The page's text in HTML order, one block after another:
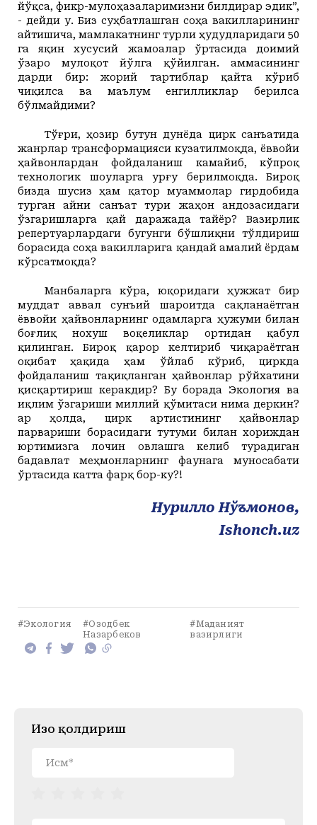
йўқса, фикр-мулоҳазаларимизни билдирар эдик”,
- дейди у. Биз суҳбатлашган соҳа вакилларининг
айтишича, мамлакатнинг турли ҳудудларидаги 50
га яқин хусусий жамоалар ўртасида доимий
ўзаро мулоқот йўлга қўйилган. Ҳаммасининг
дарди бир: жорий тартиблар қайта кўриб
чиқилса ва маълум енгилликлар берилса
бўлмайдими?
Тўғри, ҳозир бутун дунёда цирк санъатида
жанрлар трансформацияси кузатилмоқда, ёввойи
ҳайвонлардан фойдаланиш камайиб, кўпроқ
технологик шоуларга урғу берилмоқда. Бироқ
бизда шусиз ҳам қатор муаммолар гирдобида
турган айни санъат тури жаҳон андозасидаги
ўзгаришларга қай даражада тайёр? Вазирлик
репертуарлардаги бугунги бўшлиқни тўлдириш
борасида соҳа вакилларига қандай амалий ёрдам
кўрсатмоқда?
Манбаларга кўра, юқоридаги ҳужжат бир
муддат аввал сунъий шароитда сақланаётган
ёввойи ҳайвонларнинг одамларга ҳужуми билан
боғлиқ нохуш воқеликлар ортидан қабул
қилинган. Бироқ қарор келтириб чиқараётган
оқибат ҳақида ҳам ўйлаб кўриб, циркда
фойдаланиш тақиқланган ҳайвонлар рўйхатини
қисқартириш керакдир? Бу борада Экология ва
иқлим ўзгариши миллий қўмитаси нима деркин?
Ҳар ҳолда, цирк артистининг ҳайвонлар
парвариши борасидаги тутуми билан хориждан
юртимизга лочин овлашга келиб турадиган
бадавлат меҳмонларнинг фаунага муносабати
ўртасида катта фарқ бор-ку?!
Нурилло Нўъмонов,
Ishonch.uz
#Экология
#Озодбек
Назарбеков
#Маданият
вазирлиги
Изоҳ қолдириш